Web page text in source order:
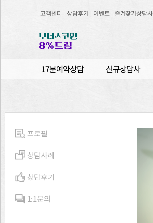
고객센터 상담후기 이벤트 즐겨찾기상담사
17분예약상담 신규상담사
프로필
상담사례
상담후기
1:1문의